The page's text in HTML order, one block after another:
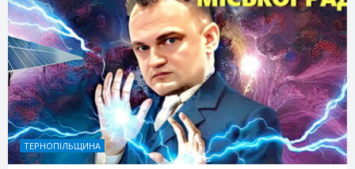
ТЕРНОПІЛЬЩИНА